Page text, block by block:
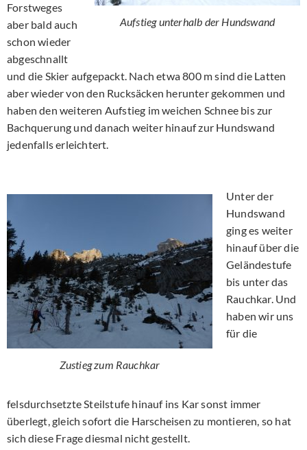
Aufstieg unterhalb der Hundswand
Forstweges
aber bald auch
schon wieder
abgeschnallt
und die Skier aufgepackt. Nach etwa 800 m sind die Latten
aber wieder von den Rucksäcken herunter gekommen und
haben den weiteren Aufstieg im weichen Schnee bis zur
Bachquerung und danach weiter hinauf zur Hundswand
jedenfalls erleichtert.
Zustieg zum Rauchkar
Unter der
Hundswand
ging es weiter
hinauf über die
Geländestufe
bis unter das
Rauchkar. Und
haben wir uns
für die
felsdurchsetzte Steilstufe hinauf ins Kar sonst immer
überlegt, gleich sofort die Harscheisen zu montieren, so hat
sich diese Frage diesmal nicht gestellt.